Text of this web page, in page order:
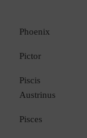
Phoenix
Pictor
Piscis
Austrinus
Pisces